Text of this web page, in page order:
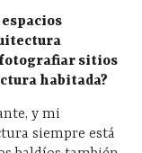
fotografiar sitios
habitada?
y mi
siempre está